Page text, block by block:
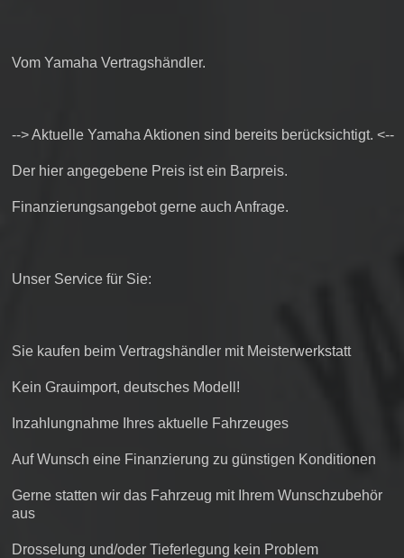
Vom Yamaha Vertragshändler.
--> Aktuelle Yamaha Aktionen sind bereits berücksichtigt. <--
Der hier angegebene Preis ist ein Barpreis.
Finanzierungsangebot gerne auch Anfrage.
Unser Service für Sie:
Sie kaufen beim Vertragshändler mit Meisterwerkstatt
Kein Grauimport, deutsches Modell!
Inzahlungnahme Ihres aktuelle Fahrzeuges
Auf Wunsch eine Finanzierung zu günstigen Konditionen
Gerne statten wir das Fahrzeug mit Ihrem Wunschzubehör
aus
Drosselung und/oder Tieferlegung kein Problem